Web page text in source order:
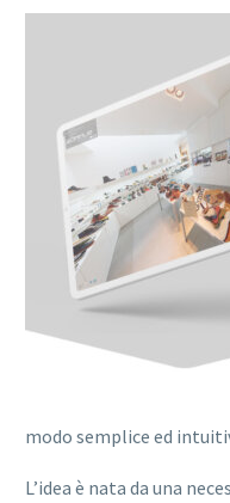
modo semplice ed
L’idea è nata da una